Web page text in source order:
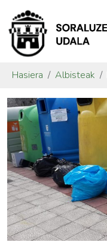
Hasiera Albisteak